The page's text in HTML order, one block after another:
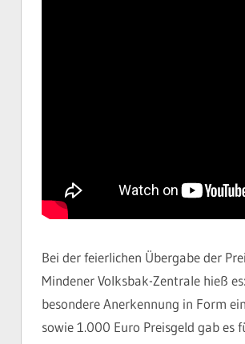
Bei der feierlichen Übergabe der
Mindener Volksbak-Zentrale hieß
besondere Anerkennung in Form
sowie 1.000 Euro Preisgeld gab es